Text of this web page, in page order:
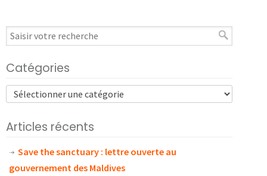
Catégories
Articles récents
Save the sanctuary : lettre ouverte au
gouvernement des Maldives